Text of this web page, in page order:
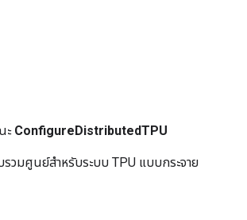
ะ ConfigureDistributedTPU
รวมศูนย์สำหรับระบบ TPU แบบกระจาย